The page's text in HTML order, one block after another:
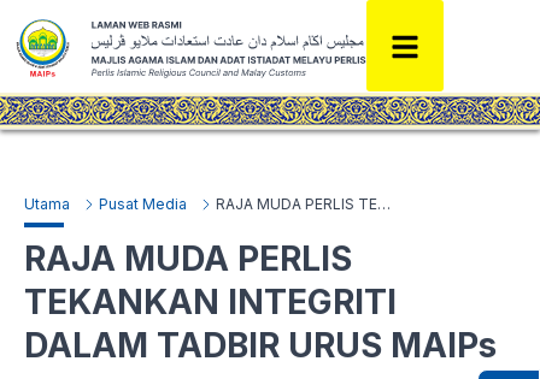
Utama Pusat Media RAJA MUDA PERLIS TEKANKAN INTEGRITI DALAM TADBIR URUS MAIPs
RAJA MUDA PERLIS
TEKANKAN INTEGRITI
DALAM TADBIR URUS MAIPs